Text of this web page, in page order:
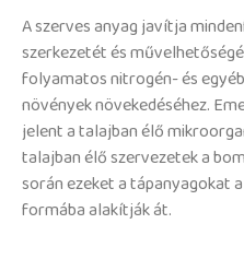
A szerves anyag javítja
szerkezetét és
folyamatos nitrogén- és
növények növekedéséhez.
jelent a talajban élő
talajban élő szervezetek a
során ezeket a tápanyagokat
formába alakítják át.